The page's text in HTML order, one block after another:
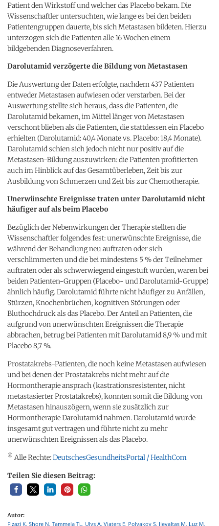
Patient den Wirkstoff und welcher das Placebo bekam. Die
Wissenschaftler untersuchten, wie lange es bei den beiden
Patientengruppen dauerte, bis sich Metastasen bildeten. Hierzu
unterzogen sich die Patienten alle 16 Wochen einem
bildgebenden Diagnoseverfahren.
Darolutamid verzögerte die Bildung von Metastasen
Die Auswertung der Daten erfolgte, nachdem 437 Patienten
entweder Metastasen aufwiesen oder verstarben. Bei der
Auswertung stellte sich heraus, dass die Patienten, die
Darolutamid bekamen, im Mittel länger von Metastasen
verschont blieben als die Patienten, die stattdessen ein Placebo
erhielten (Darolutamid: 40,4 Monate vs. Placebo: 18,4 Monate).
Darolutamid schien sich jedoch nicht nur positiv auf die
Metastasen-Bildung auszuwirken: die Patienten profitierten
auch im Hinblick auf das Gesamtüberleben, Zeit bis zur
Ausbildung von Schmerzen und Zeit bis zur Chemotherapie.
Unerwünschte Ereignisse traten unter Darolutamid nicht
häufiger auf als beim Placebo
Bezüglich der Nebenwirkungen der Therapie stellten die
Wissenschaftler folgendes fest: unerwünschte Ereignisse, die
während der Behandlung neu auftraten oder sich
verschlimmerten und die bei mindestens 5 % der Teilnehmer
auftraten oder als schwerwiegend eingestuft wurden, waren bei
beiden Patienten-Gruppen (Placebo- und Darolutamid-Gruppe)
ähnlich häufig. Darolutamid führte nicht häufiger zu Anfällen,
Stürzen, Knochenbrüchen, kognitiven Störungen oder
Bluthochdruck als das Placebo. Der Anteil an Patienten, die
aufgrund von unerwünschten Ereignissen die Therapie
abbrachen, betrug bei Patienten mit Darolutamid 8,9 % und mit
Placebo 8,7 %.
Prostatakrebs-Patienten, die noch keine Metastasen aufwiesen
und bei denen der Prostatakrebs nicht mehr auf die
Hormontherapie ansprach (kastrationsresistenter, nicht
metastasierter Prostatakrebs), konnten somit die Bildung von
Metastasen hinauszögern, wenn sie zusätzlich zur
Hormontherapie Darolutamid nahmen. Darolutamid wurde
insgesamt gut vertragen und führte nicht zu mehr
unerwünschten Ereignissen als das Placebo.
© Alle Rechte:DeutschesGesundheitsPortal / HealthCom
Teilen Sie diesen Beitrag:
Autor:
Fizazi K, Shore N, Tammela TL, Ulys A, Vjaters E, Polyakov S, Jievaltas M, Luz M,